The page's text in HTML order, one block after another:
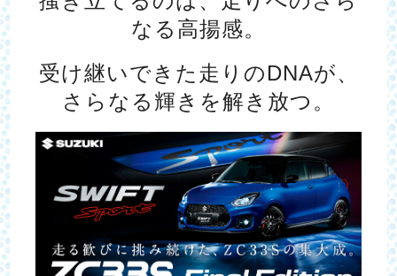
なる高揚感。
受け継いできた走りのDNAが、
さらなる輝きを解き放つ。